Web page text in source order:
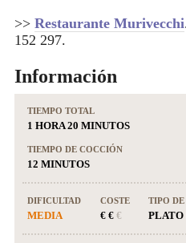
>> Restaurante Murivecchi
152 297.
Información
TIEMPO TOTAL
1 HORA 20 MINUTOS
TIEMPO DE COCCIÓN
12 MINUTOS
DIFICULTAD
MEDIA
COSTE
€ €€
TIPO DE
PLATO